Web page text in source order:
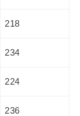
218
234
224
236